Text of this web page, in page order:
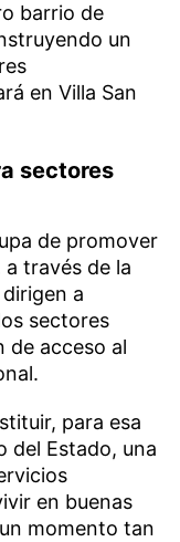
barrio de
un
en Villa San
sectores
de promover
través de la
a
sectores
de acceso al
para esa
del Estado, una
en buenas
momento tan